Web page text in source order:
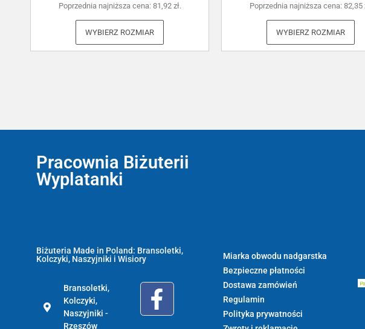
Poprzednia najniższa cena: 81,92 zł.
WYBIERZ ROZMIAR
Poprzednia najniższa cena: 82,35
WYBIERZ ROZMIAR
Pracownia Biżuterii
Wyplatanki
Biżuteria Made in Poland: Bransoletki,
Kolczyki, Naszyjniki i Wisiory
Bransoletki,
Kolczyki,
Naszyjniki -
Rzeszów
Miarka obwodu nadgarstka
Bezpieczne płatności
Dostawa zamówień
Regulamin
Polityka prywatności